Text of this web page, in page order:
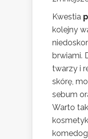
Kwestia
kolejny
brwiami.
twarzy i
skórę,
sebum
Warto